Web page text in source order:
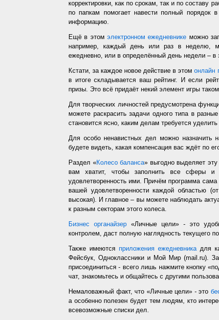
корректировки, как по срокам, так и по составу
по папкам помогает навести полный порядок
информацию.
Ещё в этомэлектронном ежедневнике можно
например, каждый день или раз в неделю,
ежедневно, или в определённый день недели – в
Кстати, за каждое новое действие в этомонлайн
в итоге складывается ваш рейтинг. И если
призы. Это всё придаёт некий элемент игры
Для творческих личностей предусмотрена
можете раскрасить задачи одного типа в
становится ясно, каким делам требуется
Для особо ненавистных дел можно назначить
будете видеть, какая компенсация вас ждёт по
Раздел «Колесо баланса» выгодно выделяет
вам хватит, чтобы заполнить все сферы и
удовлетворенность ими. Причём программа
вашей удовлетворенности каждой областью
высокая). И главное – вы можете наблюдать
к разным секторам этого колеса.
Бизнес органайзер «Личные цели» - это
контролем, даст полную наглядность текущего
Также имеются приложения ежедневникадля
Фейсбук, Одноклассники и Мой Мир (mail.ru).
присоединиться - всего лишь нажмите кнопку
чат, знакомьтесь и общайтесь с другими
Немаловажный факт, что «Личные цели» - это
а особенно полезен будет тем людям, кто
всевозможные списки дел.